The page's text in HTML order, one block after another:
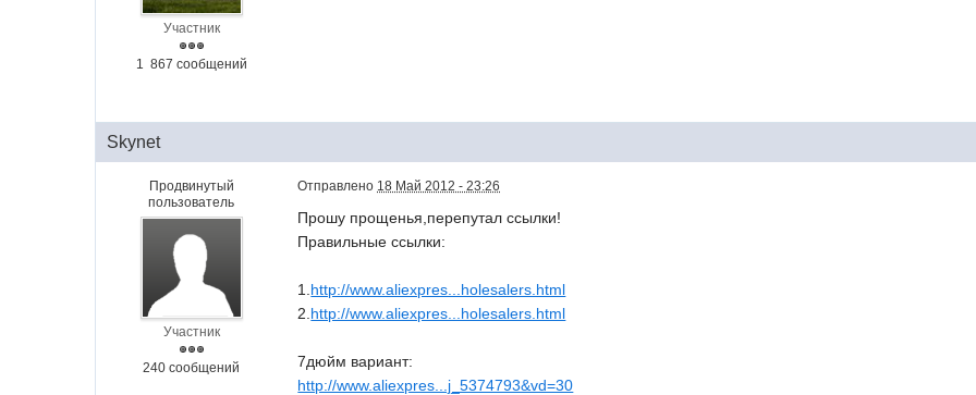
Участник
1 867 сообщений
Skynet
Продвинутый
пользователь
Участник
240 сообщений
Отправлено 18 Май 2012 - 23:26
Прошу прощенья,перепутал ссылки!
Правильные ссылки:
1. http://www.aliexpres...holesalers.html
2. http://www.aliexpres...holesalers.html
7дюйм вариант:
http://www.aliexpres...j_5374793&vd=30